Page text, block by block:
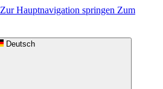
Zur Hauptnavigation springen Zum
Deutsch